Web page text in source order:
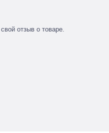
отзыв о товаре.